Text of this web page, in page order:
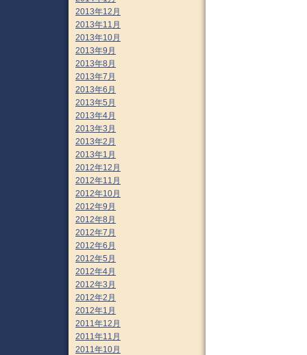
2013年12月
2013年11月
2013年10月
2013年9月
2013年8月
2013年7月
2013年6月
2013年5月
2013年4月
2013年3月
2013年2月
2013年1月
2012年12月
2012年11月
2012年10月
2012年9月
2012年8月
2012年7月
2012年6月
2012年5月
2012年4月
2012年3月
2012年2月
2012年1月
2011年12月
2011年11月
2011年10月